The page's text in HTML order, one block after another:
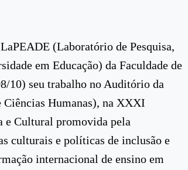
(Laboratório de Pesquisa,
em Educação) da Faculdade de
10) seu trabalho no Auditório da
Humanas), na XXXI
e Cultural promovida pela
culturais e políticas de inclusão e
internacional de ensino em